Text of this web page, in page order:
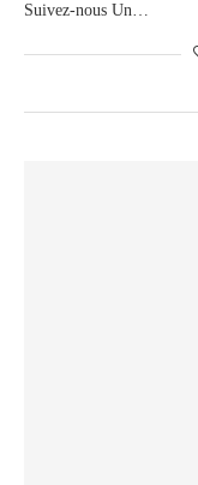
Suivez-nous Un…